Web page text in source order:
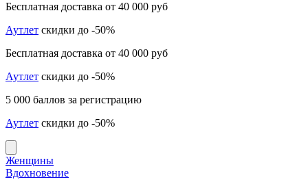
Бесплатная доставка от 40 000 руб
Аутлет скидки до -50%
Бесплатная доставка от 40 000 руб
Аутлет скидки до -50%
5 000 баллов за регистрацию
Аутлет скидки до -50%
Женщины
Вдохновение